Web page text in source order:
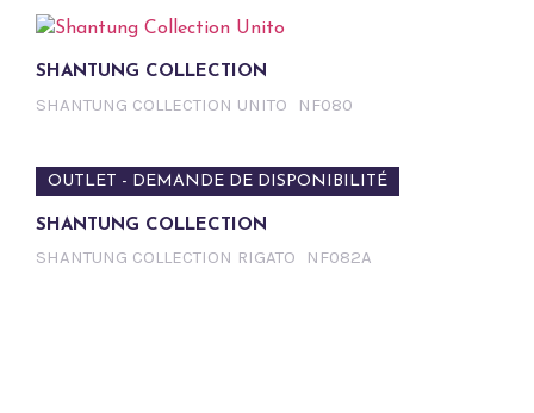
SHANTUNG COLLECTION
SHANTUNG COLLECTION UNITO NF080
OUTLET - DEMANDE DE DISPONIBILITÉ
SHANTUNG COLLECTION
SHANTUNG COLLECTION RIGATO NF082A